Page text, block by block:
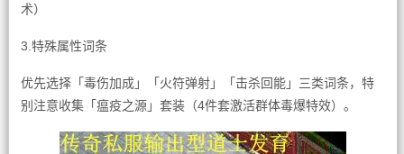
术）
3.特殊属性词条
优先选择「毒伤加成」「火符弹射」「击杀回能」三类词条，特
别注意收集「瘟疫之源」套装（4件套激活群体毒爆特效）。